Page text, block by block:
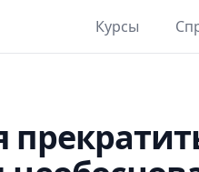
Курсы